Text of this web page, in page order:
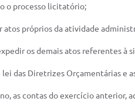
o processo licitatório;
atos próprios da atividade
os demais atos referentes
das Diretrizes Orçamentárias e
as contas do exercício